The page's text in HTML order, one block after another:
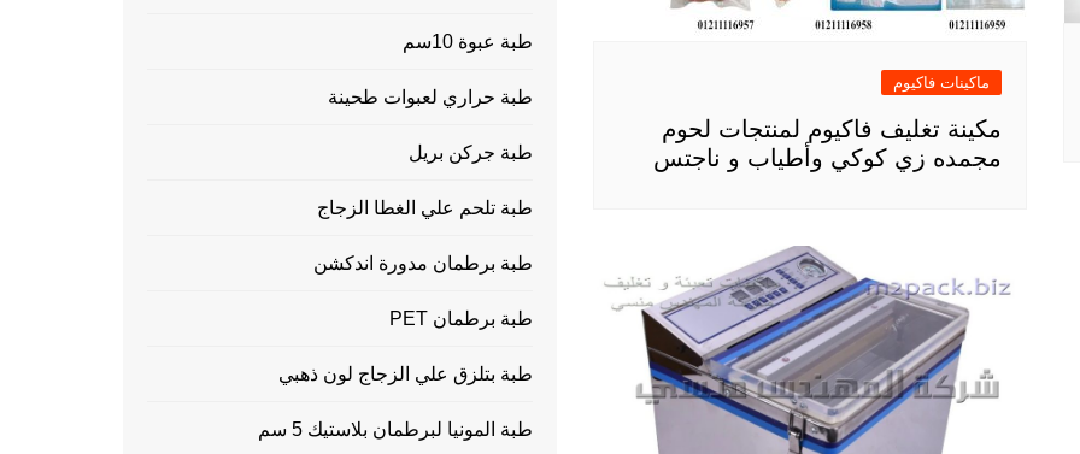
ماكينات فاكيوم
مكينة تغليف فاكيوم لمنتجات لحوم
مجمده زي كوكي وأطياب و ناجتس
طبة عبوة 10سم
طبة حراري لعبوات طحينة
طبة جركن بريل
طبة تلحم علي الغطا الزجاج
طبة برطمان مدورة اندكشن
طبة برطمان PET
طبة بتلزق علي الزجاج لون ذهبي
طبة المونيا لبرطمان بلاستيك 5 سم